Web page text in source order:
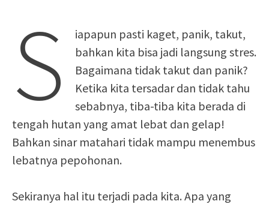
S
iapapun pasti kaget, panik, takut,
bahkan kita bisa jadi langsung stres.
Bagaimana tidak takut dan panik?
Ketika kita tersadar dan tidak tahu
sebabnya, tiba-tiba kita berada di
tengah hutan yang amat lebat dan gelap!
Bahkan sinar matahari tidak mampu menembus
lebatnya pepohonan.
Sekiranya hal itu terjadi pada kita. Apa yang